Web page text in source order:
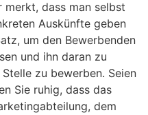
merkt, dass man selbst
Auskünfte geben
um den Bewerbenden
und ihn daran zu
zu bewerben. Seien
Sie ruhig, dass das
dem